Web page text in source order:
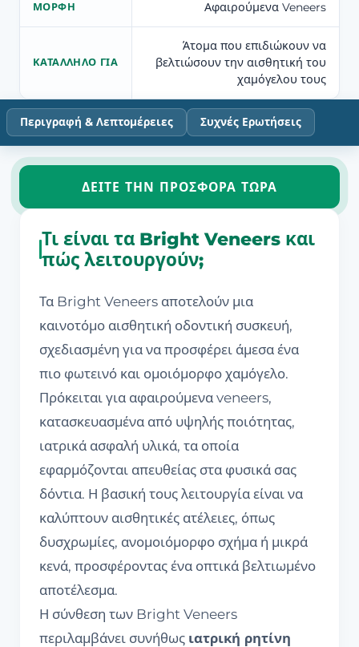
ΜΟΡΦΉ Αφαιρούμενα Veneers
ΚΑΤΆΛΛΗΛΟ ΓΙΑ
Άτομα που επιδιώκουν να
βελτιώσουν την αισθητική του
χαμόγελου τους
Περιγραφή & Λεπτομέρειες Συχνές Ερωτήσεις
ΔΕΊΤΕ ΤΗΝ ΠΡΟΣΦΟΡΆ ΤΏΡΑ
Τι είναι τα Bright Veneers και
πώς λειτουργούν;
Τα Bright Veneers αποτελούν μια
καινοτόμο αισθητική οδοντική συσκευή,
σχεδιασμένη για να προσφέρει άμεσα ένα
πιο φωτεινό και ομοιόμορφο χαμόγελο.
Πρόκειται για αφαιρούμενα veneers,
κατασκευασμένα από υψηλής ποιότητας,
ιατρικά ασφαλή υλικά, τα οποία
εφαρμόζονται απευθείας στα φυσικά σας
δόντια. Η βασική τους λειτουργία είναι να
καλύπτουν αισθητικές ατέλειες, όπως
δυσχρωμίες, ανομοιόμορφο σχήμα ή μικρά
κενά, προσφέροντας ένα οπτικά βελτιωμένο
αποτέλεσμα.
Η σύνθεση των Bright Veneers
περιλαμβάνει συνήθως ιατρική ρητίνη